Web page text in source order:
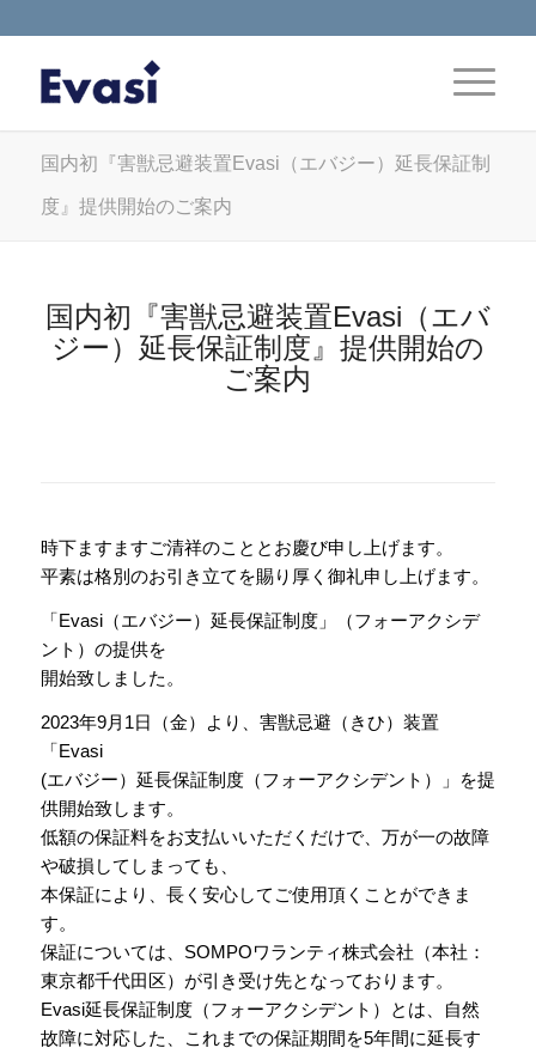
国内初『害獣忌避装置Evasi（エバジー）延長保証制
度』提供開始のご案内
国内初『害獣忌避装置Evasi（エバ
ジー）延長保証制度』提供開始の
ご案内
時下ますますご清祥のこととお慶び申し上げます。
平素は格別のお引き立てを賜り厚く御礼申し上げます。
「Evasi（エバジー）延長保証制度」（フォーアクシデ
ント）の提供を
開始致しました。
2023年9月1日（金）より、害獣忌避（きひ）装置
「Evasi
(エバジー）延長保証制度（フォーアクシデント）」を提
供開始致します。
低額の保証料をお支払いいただくだけで、万が一の故障
や破損してしまっても、
本保証により、長く安心してご使用頂くことができま
す。
保証については、SOMPOワランティ株式会社（本社：
東京都千代田区）が引き受け先となっております。
Evasi延長保証制度（フォーアクシデント）とは、自然
故障に対応した、これまでの保証期間を5年間に延長す